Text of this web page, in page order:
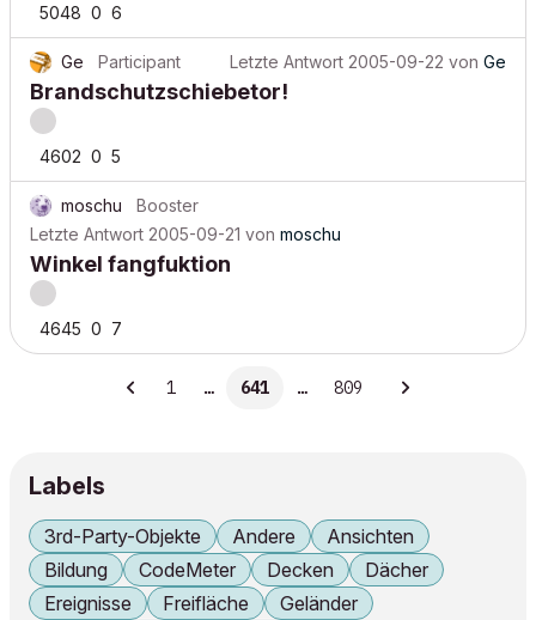
5048 0 6
Ge Participant Letzte Antwort 2005-09-22 von Ge
Brandschutzschiebetor!
4602 0 5
moschu
Booster
Letzte Antwort 2005-09-21 von moschu
Winkel fangfuktion
4645 0 7
1 … 641 … 809
Labels
3rd-Party-Objekte Andere
Ansichten
Bildung
CodeMeter Decken
Dächer
Ereignisse
Freifläche
Geländer